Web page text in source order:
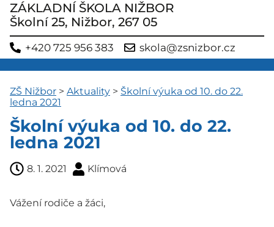
ZÁKLADNÍ ŠKOLA NIŽBOR
Školní 25, Nižbor, 267 05
+420 725 956 383 skola@zsnizbor.cz
ZŠ Nižbor > Aktuality > Školní výuka od 10. do 22.
ledna 2021
Školní výuka od 10. do 22.
ledna 2021
8. 1. 2021 Klímová
Vážení rodiče a žáci,